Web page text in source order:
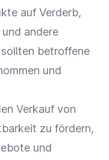
auf Verderb,
andere
betroffene
und
Verkauf von
zu fördern,
und